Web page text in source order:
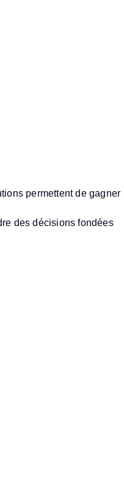
permettent de gagner
des décisions fondées